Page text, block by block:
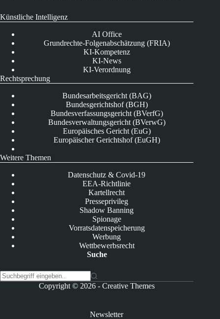
Künstliche Intelligenz
AI Office
Grundrechte-Folgenabschätzung (FRIA)
KI-Kompetenz
KI-News
KI-Verordnung
Rechtsprechung
Bundesarbeitsgericht (BAG)
Bundesgerichtshof (BGH)
Bundesverfassungsgericht (BVerfG)
Bundesverwaltungsgericht (BVerwG)
Europäisches Gericht (EuG)
Europäischer Gerichtshof (EuGH)
Weitere Themen
Datenschutz & Covid-19
EEA-Richtlinie
Kartellrecht
Presseprivileg
Shadow Banning
Spionage
Vorratsdatenspeicherung
Werbung
Wettbewerbsrecht
Suche
Copyright © 2026 -Creative Themes
Newsletter